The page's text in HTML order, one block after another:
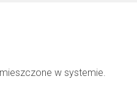
w systemie.